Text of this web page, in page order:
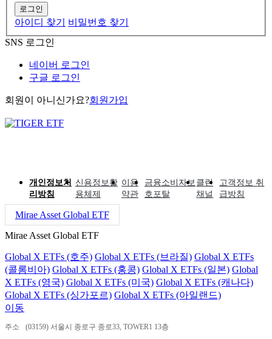
로그인
아이디 찾기
비밀번호 찾기
SNS 로그인
네이버 로그인
구글 로그인
회원이 아니신가요?회원가입
개인정보처
리방침
신용정보활
용체제
이용
약관
금융소비자보
호포탈
클린
채널
고객정보 취
급방침
Mirae Asset Global ETF
Mirae Asset Global ETF
Global X ETFs (호주) Global X ETFs (브라질) Global X ETFs
(콜롬비아) Global X ETFs (홍콩) Global X ETFs (일본) Global
X ETFs (영국) Global X ETFs (미국) Global X ETFs (캐나다)
Global X ETFs (싱가포르) Global X ETFs (아일랜드)
이동
주소 (03159) 서울시 종로구 종로33, TOWER1 13층